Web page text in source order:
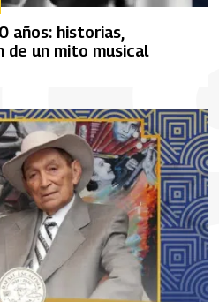
años: historias,
de un mito musical